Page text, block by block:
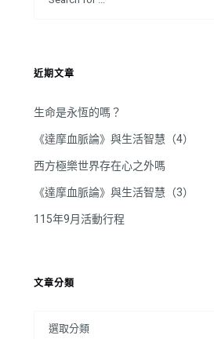
近期文章
生命是永恆的嗎？
《達摩血脈論》與生活智慧（4）
西方極樂世界存在心之外嗎
《達摩血脈論》與生活智慧（3）
115年9月活動行程
文章分類